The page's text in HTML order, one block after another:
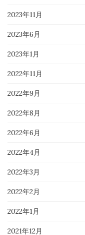
2023年11月
2023年6月
2023年1月
2022年11月
2022年9月
2022年8月
2022年6月
2022年4月
2022年3月
2022年2月
2022年1月
2021年12月